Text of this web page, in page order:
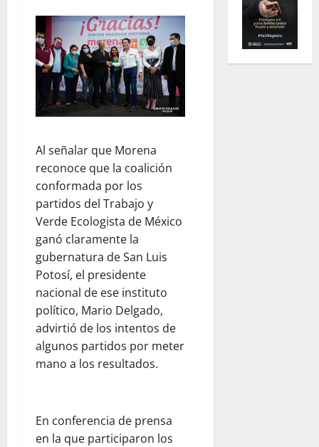
Al señalar que Morena
reconoce que la coalición
conformada por los
partidos del Trabajo y
Verde Ecologista de México
ganó claramente la
gubernatura de San Luis
Potosí, el presidente
nacional de ese instituto
político, Mario Delgado,
advirtió de los intentos de
algunos partidos por meter
mano a los resultados.
En conferencia de prensa
en la que participaron los